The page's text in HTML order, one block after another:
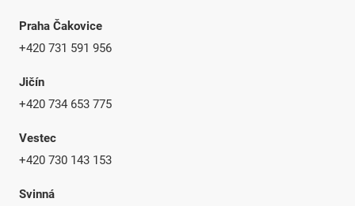
Praha Čakovice
+420 731 591 956
Jičín
+420 734 653 775
Vestec
+420 730 143 153
Svinná